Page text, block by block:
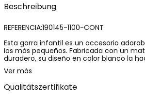
Beschreibung
REFERENCIA:190145-1100-CONT
Esta gorra infantil es un accesorio
los más pequeños. Fabricada con un
duradero, su diseño en color blanco la
combinar. Incluye orejitas en la parte
toque divertido y encantador. Disponible
XXS42 hasta M/50, es adecuada para
12 años. Perfecta para proteger del sol y
Ver más
Qualitätszertifikate